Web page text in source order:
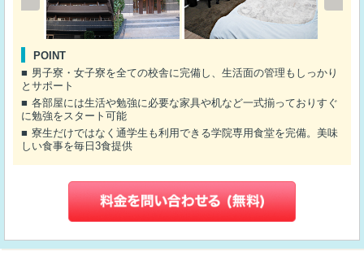
POINT
男子寮・女子寮を全ての校舎に完備し、生活面の管理もしっかり
とサポート
各部屋には生活や勉強に必要な家具や机など一式揃っておりすぐ
に勉強をスタート可能
寮生だけではなく通学生も利用できる学院専用食堂を完備。美味
しい食事を毎日3食提供